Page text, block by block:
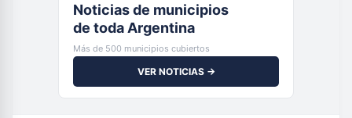
Noticias de municipios
de toda Argentina
Más de 500 municipios cubiertos
VER NOTICIAS →